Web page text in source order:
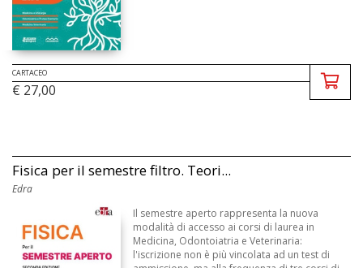
CARTACEO
€ 27,00
Fisica per il semestre filtro. Teori...
Edra
Il semestre aperto rappresenta la nuova
modalità di accesso ai corsi di laurea in
Medicina, Odontoiatria e Veterinaria:
l'iscrizione non è più vincolata ad un test di